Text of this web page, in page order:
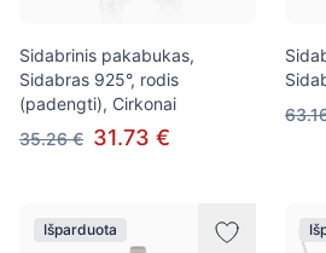
Sidabrinis pakabukas,
Sidabras 925°, rodis
(padengti), Cirkonai
35.26 € 31.73 €
Išparduota